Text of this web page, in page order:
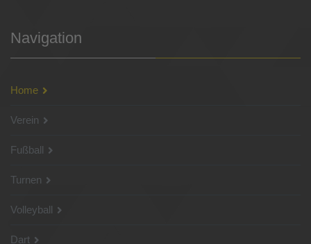
Navigation
Home
Verein
Fußball
Turnen
Volleyball
Dart